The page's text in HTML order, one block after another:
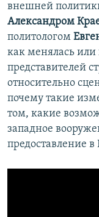
внешней
Александром
политологом
как менялась
представителей
относительно
почему такие
том, какие
западное
предоставление